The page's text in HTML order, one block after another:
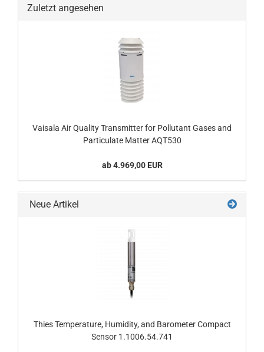
Zuletzt angesehen
Vaisala Air Quality Transmitter for Pollutant Gases and
Particulate Matter AQT530
ab 4.969,00 EUR
Neue Artikel
Thies Temperature, Humidity, and Barometer Compact
Sensor 1.1006.54.741